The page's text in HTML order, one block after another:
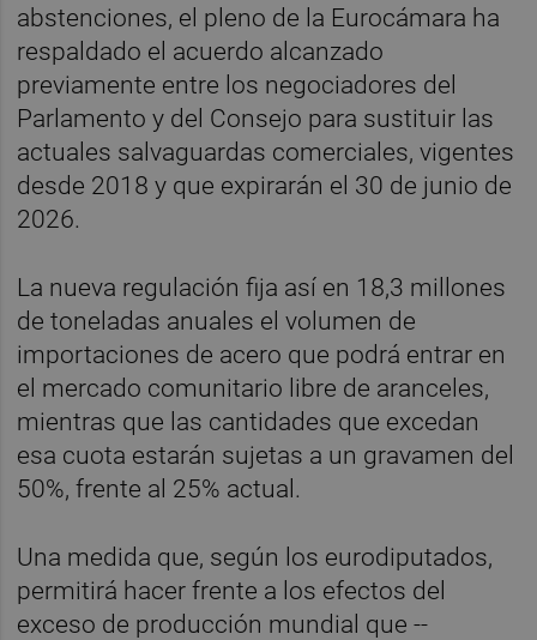
abstenciones, el pleno de la Eurocámara ha
respaldado el acuerdo alcanzado
previamente entre los negociadores del
Parlamento y del Consejo para sustituir las
actuales salvaguardas comerciales, vigentes
desde 2018 y que expirarán el 30 de junio de
2026.
La nueva regulación fija así en 18,3 millones
de toneladas anuales el volumen de
importaciones de acero que podrá entrar en
el mercado comunitario libre de aranceles,
mientras que las cantidades que excedan
esa cuota estarán sujetas a un gravamen del
50%, frente al 25% actual.
Una medida que, según los eurodiputados,
permitirá hacer frente a los efectos del
exceso de producción mundial que --